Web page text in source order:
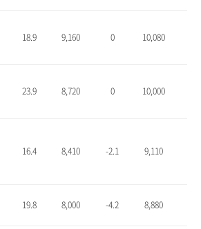
18.9 9,160 0 10,080
23.9 8,720 0 10,000
16.4 8,410 -2.1 9,110
19.8 8,000 -4.2 8,880